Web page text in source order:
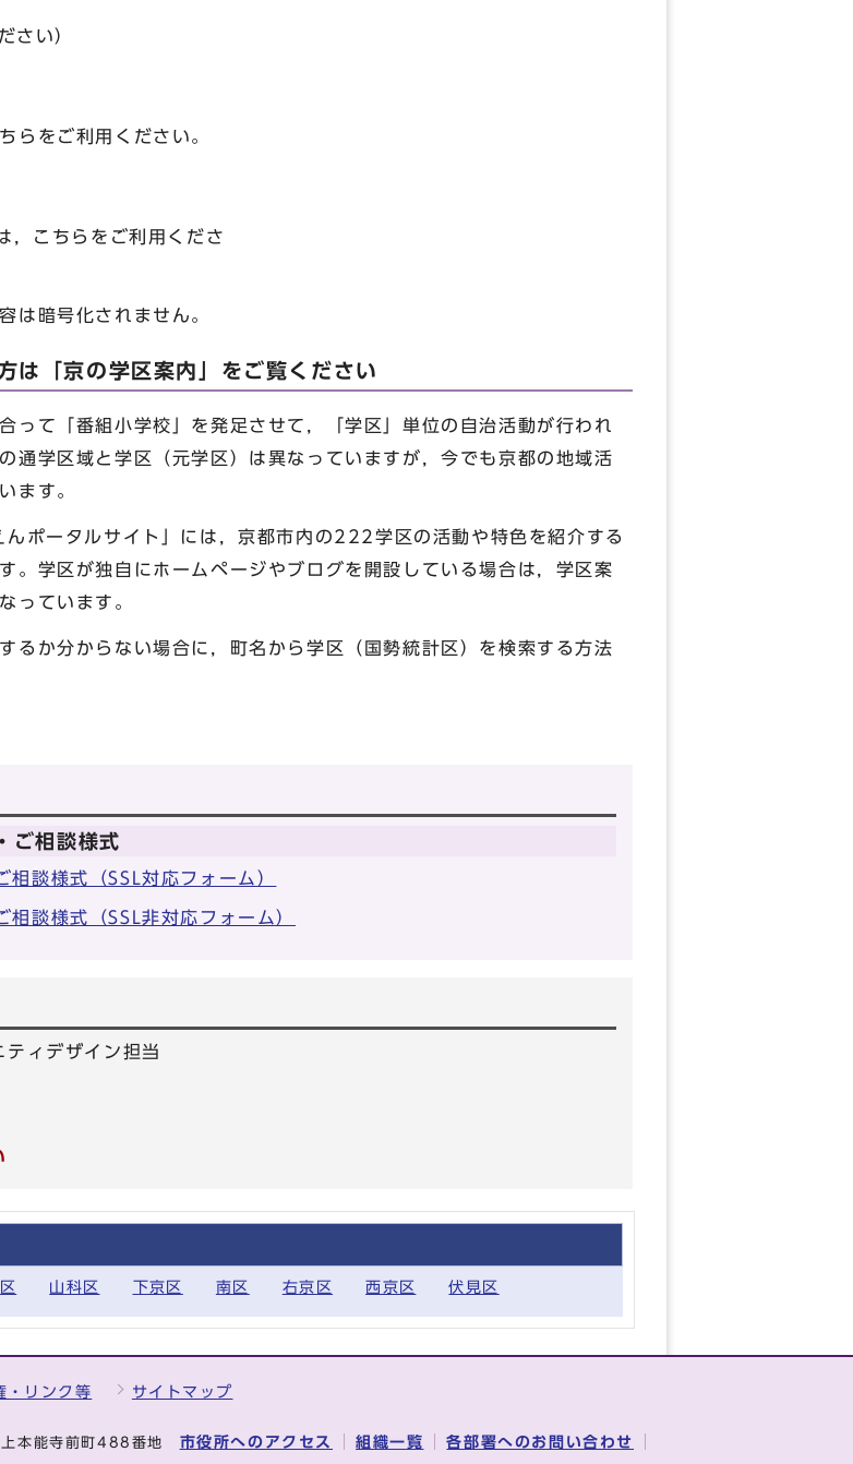
さい）
らをご利用ください。
，こちらをご利用くださ
暗号化されません。
は「京の学区案内」をご覧ください
て「番組小学校」を発足させて，「学区」単位の自治活動が行われ
通学区域と学区（元学区）は異なっていますが，今でも京都の地域活
ます。
ータルサイト」には，京都市内の222学区の活動や特色を紹介する
。学区が独自にホームページやブログを開設している場合は，学区案
っています。
か分からない場合に，町名から学区（国勢統計区）を検索する方法
ご相談様式
談様式（SSL対応フォーム）
談様式（SSL非対応フォーム）
ィデザイン担当
山科区 下京区 南区 右京区 西京区 伏見区
・リンク等 サイトマップ
本能寺前町488番地 市役所へのアクセス 組織一覧 各部署へのお問い合わせ